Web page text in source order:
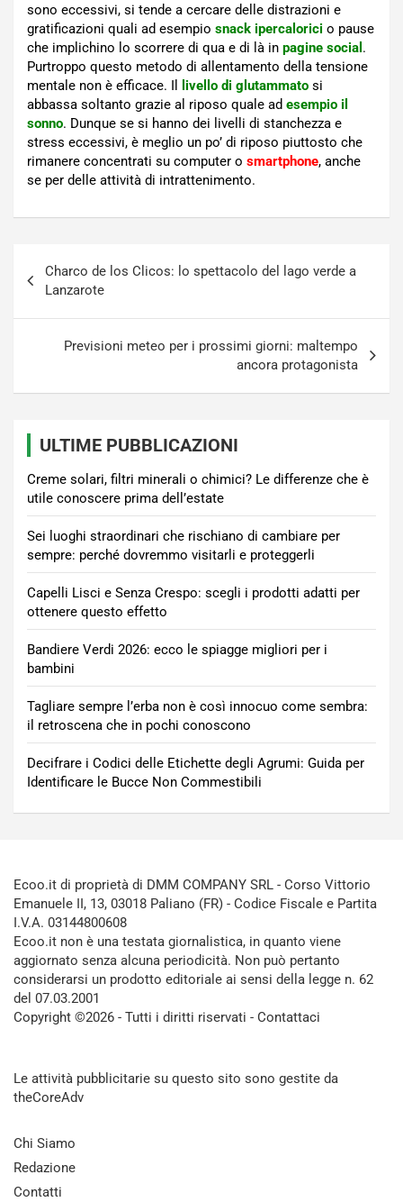
sono eccessivi, si tende a cercare delle distrazioni e
gratificazioni quali ad esempio snack ipercalorici o pause
che implichino lo scorrere di qua e di là in pagine social .
Purtroppo questo metodo di allentamento della tensione
mentale non è efficace. Il
livello di glutammato si
abbassa soltanto grazie al riposo quale ad esempio il
sonno. Dunque se si hanno dei livelli di stanchezza e
stress eccessivi, è meglio un po’ di riposo piuttosto che
rimanere concentrati su computer o smartphone, anche
se per delle attività di intrattenimento.
articoli
Charco de los Clicos: lo spettacolo del lago verde a
Lanzarote
Previsioni meteo per i prossimi giorni: maltempo
ancora protagonista
ULTIME PUBBLICAZIONI
Creme solari, filtri minerali o chimici? Le differenze che è
utile conoscere prima dell’estate
Sei luoghi straordinari che rischiano di cambiare per
sempre: perché dovremmo visitarli e proteggerli
Capelli Lisci e Senza Crespo: scegli i prodotti adatti per
ottenere questo effetto
Bandiere Verdi 2026: ecco le spiagge migliori per i
bambini
Tagliare sempre l’erba non è così innocuo come sembra:
il retroscena che in pochi conoscono
Decifrare i Codici delle Etichette degli Agrumi: Guida per
Identificare le Bucce Non Commestibili
Ecoo.it di proprietà di DMM COMPANY SRL - Corso Vittorio
Emanuele II, 13, 03018 Paliano (FR) - Codice Fiscale e Partita
I.V.A. 03144800608
Ecoo.it non è una testata giornalistica, in quanto viene
aggiornato senza alcuna periodicità. Non può pertanto
considerarsi un prodotto editoriale ai sensi della legge n. 62
del 07.03.2001
Copyright ©2026 - Tutti i diritti riservati - Contattaci
Le attività pubblicitarie su questo sito sono gestite da
theCoreAdv
Chi Siamo
Redazione
Contatti